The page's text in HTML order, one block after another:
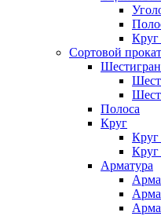
Сортовой прокат
Полоса
Круг
Круг
Круг
Арматура